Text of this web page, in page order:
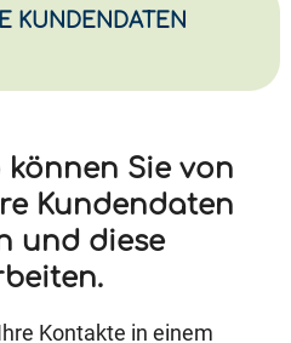
KUNDENDATEN
Sie von
Kundendaten
und diese
Kontakte in einem